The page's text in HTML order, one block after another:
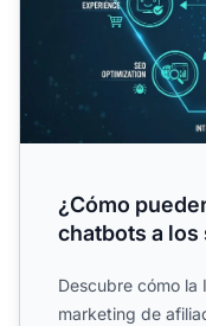
¿Cómo
chatbots a
Descubre cómo
marketing de